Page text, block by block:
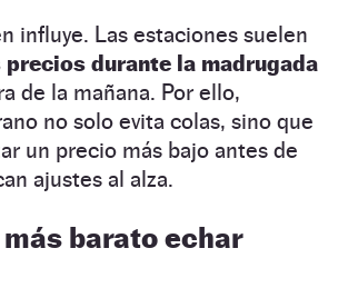
influye. Las estaciones suelen
durante la madrugada
de la mañana. Por ello,
no solo evita colas, sino que
un precio más bajo antes de
ajustes al alza.
más barato echar